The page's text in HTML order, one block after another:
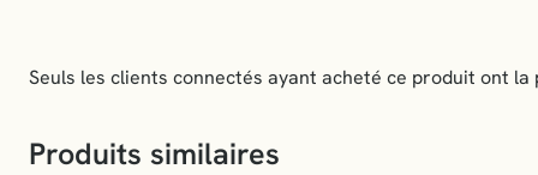
Seuls les clients connectés ayant acheté ce produit ont
Produits similaires